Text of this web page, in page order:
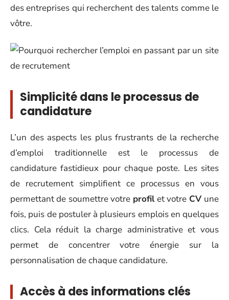
des entreprises qui recherchent des talents comme le
vôtre.
Simplicité dans le processus de
candidature
L’un des aspects les plus frustrants de la recherche
d’emploi traditionnelle est le processus de
candidature fastidieux pour chaque poste. Les sites
de recrutement simplifient ce processus en vous
permettant de soumettre votre profilet votre CV une
fois, puis de postuler à plusieurs emplois en quelques
clics. Cela réduit la charge administrative et vous
permet de concentrer votre énergie sur la
personnalisation de chaque candidature.
Accès à des informations clés